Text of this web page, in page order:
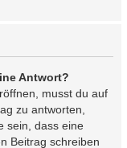
Antwort?
musst du auf
zu antworten,
sein, dass eine
Beitrag schreiben